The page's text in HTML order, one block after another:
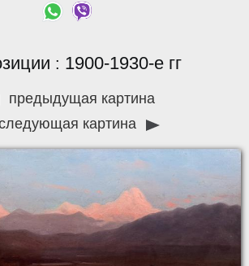
: 1900-1930-е гг
предыдущая картина
картина